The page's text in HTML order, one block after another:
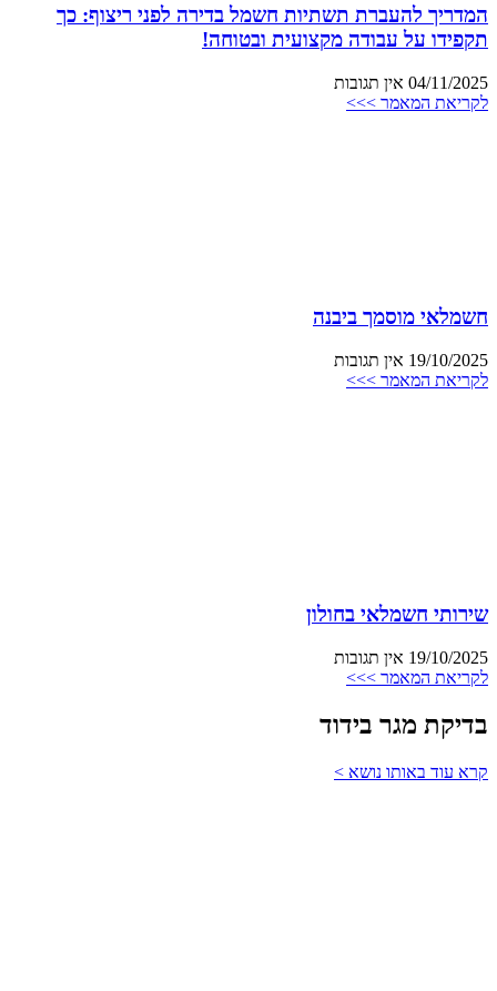
המדריך להעברת תשתיות חשמל בדירה לפני ריצוף: כך
תקפידו על עבודה מקצועית ובטוחה!
04/11/2025 אין תגובות
לקריאת המאמר >>>
חשמלאי מוסמך ביבנה
19/10/2025 אין תגובות
לקריאת המאמר >>>
שירותי חשמלאי בחולון
19/10/2025 אין תגובות
לקריאת המאמר >>>
בדיקת מגר בידוד
קרא עוד באותו נושא >